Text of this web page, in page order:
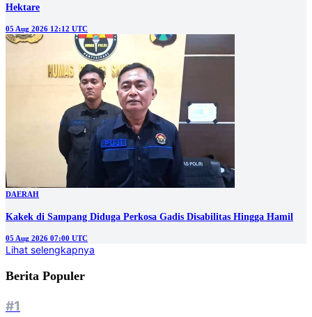
Hektare
05 Aug 2026 12:12 UTC
DAERAH
Kakek di Sampang Diduga Perkosa Gadis Disabilitas Hingga Hamil
05 Aug 2026 07:00 UTC
Lihat selengkapnya
Berita Populer
#1